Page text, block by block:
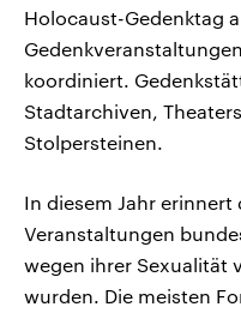
Holocaust-Gedenktag
koordiniert.
Stadtarchiven,
Stolpersteinen.
In diesem Jahr
Veranstaltungen
wegen ihrer Sexualität
wurden. Die meisten